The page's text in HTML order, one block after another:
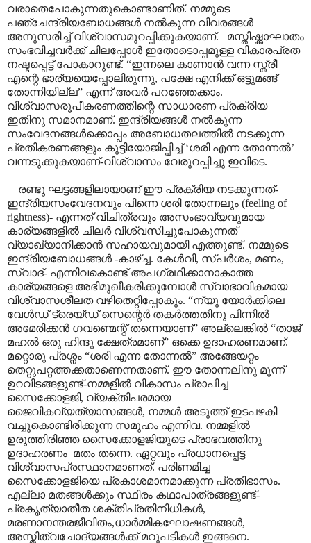
വരാതെപോകുന്നതുകൊണ്ടാണിത്. നമ്മുടെ
പഞ്ചേന്ദ്രിയബോധങ്ങൾ നൽകുന്ന വിവരങ്ങൾ
അനുസരിച്ച് വിശ്വാസമുറപ്പിക്കുകയാണ്.
മസ്തിഷ്ക്കാഘാതം
സംഭവിച്ചവർക്ക് ചിലപ്പോൾ ഇതോടൊപ്പമുള്ള വികാരപ്രത
നഷ്ടപ്പെട്ട് പോകാറുണ്ട്. “ഇന്നലെ കാണാൻ വന്ന സ്ത്രീ
എന്റെ ഭാര്യയെപ്പോലിരുന്നു, പക്ഷേ എനിക്ക് ഒട്ടുമങ്ങ്
തോന്നിയില്ല” എന്ന് അവർ പറഞ്ഞേക്കാം.
വിശ്വാസരൂപീകരണത്തിന്റെ സാധാരണ പ്രക്രിയ
ഇതിനു സമാനമാണ്. ഇന്ദ്രിയങ്ങൾ നൽകുന്ന
സംവേദനങ്ങൾക്കൊപ്പം അബോധതലത്തിൽ നടക്കുന്ന
പ്രതികരണങ്ങളും കൂട്ടിയോജിപ്പിച്ച്‘ശരി എന്ന തോന്നൽ’
വന്നടുക്കുകയാണ്-വിശ്വാസം വേരുറപ്പിച്ചു ഇവിടെ.
രണ്ടു ഘട്ടങ്ങളിലായാണ് ഈ പ്രക്രിയ നടക്കുന്നത്-
ഇന്ദ്രിയസംവേദനവും പിന്നെ ശരി തോന്നലും (feeling of
rightness)- എന്നത് വിചിത്രവും അസംഭാവ്യവുമായ
കാര്യങ്ങളിൽ ചിലർ വിശ്വസിച്ചുപോകുന്നത്
വ്യാഖ്യാനിക്കാൻ സഹായവുമായി എത്തുണ്ട്. നമ്മുടെ
ഇന്ദ്രിയബോധങ്ങൾ -കാഴ്ച്ച. കേൾവി, സ്പർശം, മണം,
സ്വാദ്- എന്നിവകൊണ്ട് അപഗ്രഥിക്കാനാകാത്ത
കാര്യങ്ങളെ അഭിമുഖീകരിക്കുമ്പോൾ സ്വാഭാവികമായ
വിശ്വാസശീലത വഴിതെറ്റിപ്പോകും. “ന്യൂ യോർക്കിലെ
വേൾഡ് ട്രെയ്ഡ് സെന്റെർ തകർത്തതിനു പിന്നിൽ
അമേരിക്കൻ ഗവണ്മെന്റ് തന്നെയാണ്” അല്ലെങ്കിൽ “താജ്
മഹൽ ഒരു ഹിന്ദു ക്ഷേത്രമാണ്” ഒക്കെ ഉദാഹരണമാണ്.
മറ്റൊരു പ്രശ്നം “ശരി എന്ന തോന്നൽ” അങ്ങേയറ്റം
തെറ്റുപറ്റത്തക്കതാണെന്നതാണ്. ഈ തോന്നലിനു മൂന്ന്
ഉറവിടങ്ങളുണ്ട്-നമ്മളിൽ വികാസം പ്രാപിച്ച
സൈക്കോളജി, വ്യക്തിപരമായ
ജൈവികവ്യത്യാസങ്ങൾ, നമ്മൾ അടുത്ത് ഇടപഴകി
വച്ചുകൊണ്ടിരിക്കുന്ന സമൂഹം എന്നിവ. നമ്മളിൽ
ഉരുത്തിരിഞ്ഞ സൈക്കോളജിയുടെ പ്രാഭവത്തിനു
ഉദാഹരണം മതം തന്നെ. ഏറ്റവും പ്രധാനപ്പെട്ട
വിശ്വാസപ്രസ്ഥാനമാണത്. പരിണമിച്ച
സൈക്കോളജിയെ പ്രകാശമാനമാക്കുന്ന പ്രതിഭാസം.
എല്ലാ മതങ്ങൾക്കും സ്ഥിരം കഥാപാത്രങ്ങളുണ്ട്-
പ്രകൃത്യാതീത ശക്തിപ്രതിനിധികൾ,
മരണാനന്തരജീവിതം,ധാർമ്മികഘോഷണങ്ങൾ,
അസ്തിത്വചോദ്യങ്ങൾക്ക് മറുപടികൾ ഇങ്ങനെ.